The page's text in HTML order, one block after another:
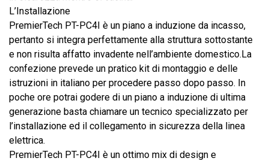
L’Installazione
PremierTech PT-PC4I è un piano a induzione da incasso,
pertanto si integra perfettamente alla struttura sottostante
e non risulta affatto invadente nell’ambiente domestico.La
confezione prevede un pratico kit di montaggio e delle
istruzioni in italiano per procedere passo dopo passo. In
poche ore potrai godere di un piano a induzione di ultima
generazione basta chiamare un tecnico specializzato per
l’installazione ed il collegamento in sicurezza della linea
elettrica.
PremierTech PT-PC4I è un ottimo mix di design e